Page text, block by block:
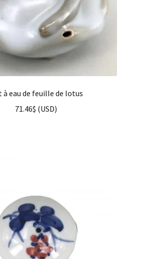
à eau de feuille de lotus
71.46$ (USD)